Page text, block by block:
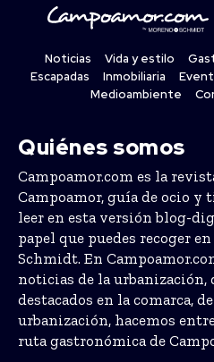
Noticias Vida y estilo
Escapadas
Inmobiliaria
Medioambiente
Quiénes somos
Campoamor.com es la
Campoamor, guía de ocio y
leer en esta versión blog-
papel que puedes recoger
Schmidt. En
noticias de la urbanización,
destacados en la comarca,
urbanización, hacemos
ruta gastronómica de